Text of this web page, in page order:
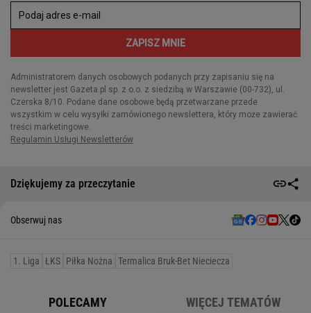
Dziękujemy za przeczytanie
Obserwuj nas
1. Liga ŁKS Piłka Nożna Termalica Bruk-Bet Nieciecza
POLECAMY WIĘCEJ TEMATÓW